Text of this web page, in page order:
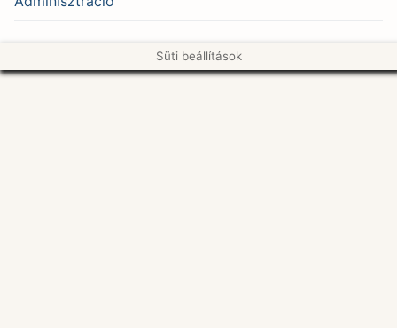
Süti beállítások